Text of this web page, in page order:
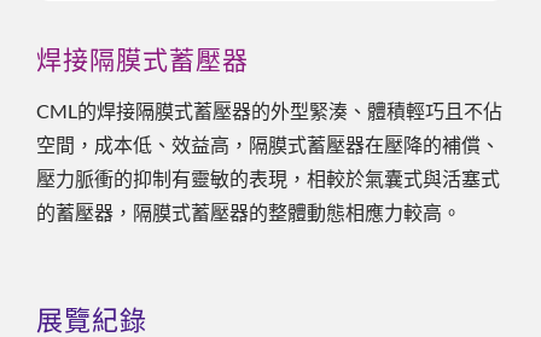
焊接隔膜式蓄壓器
CML的焊接隔膜式蓄壓器的外型緊湊、體積輕巧且不佔
空間，成本低、效益高，隔膜式蓄壓器在壓降的補償、
壓力脈衝的抑制有靈敏的表現，相較於氣囊式與活塞式
的蓄壓器，隔膜式蓄壓器的整體動態相應力較高。
展覽紀錄